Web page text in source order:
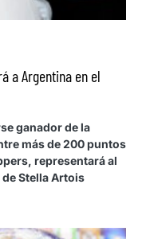
a Argentina en el
ganador de la
más de 200 puntos
representará al
Stella Artois